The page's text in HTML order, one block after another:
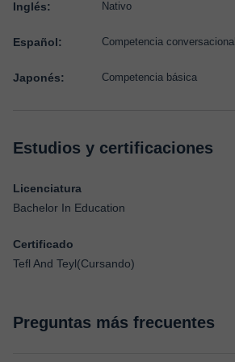
Inglés: Nativo
Español: Competencia conversacional
Japonés: Competencia básica
Estudios y certificaciones
Licenciatura
Bachelor In Education
Certificado
Tefl And Teyl(Cursando)
Preguntas más frecuentes